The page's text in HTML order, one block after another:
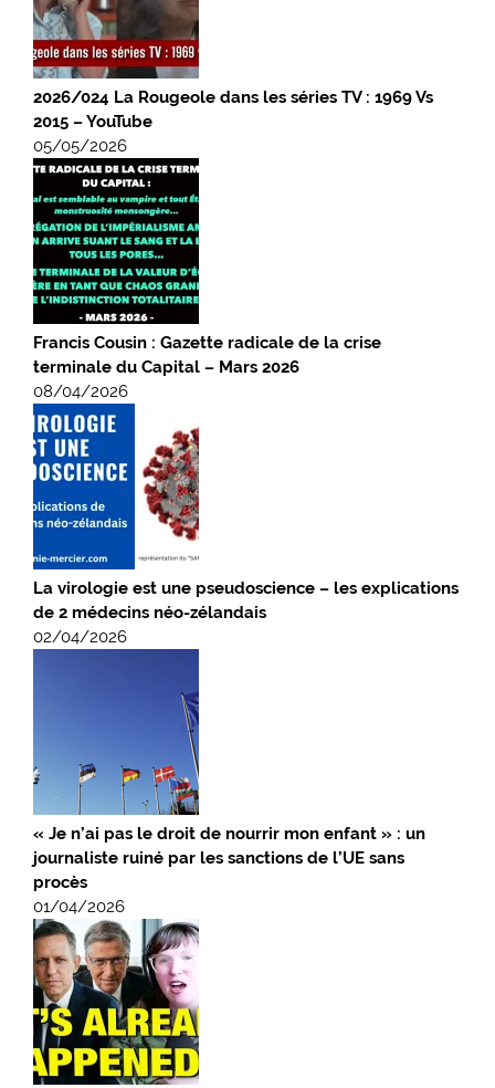
2026/024 La Rougeole dans les séries TV : 1969 Vs
2015 – YouTube
05/05/2026
Francis Cousin : Gazette radicale de la crise
terminale du Capital – Mars 2026
08/04/2026
La virologie est une pseudoscience – les explications
de 2 médecins néo-zélandais
02/04/2026
« Je n’ai pas le droit de nourrir mon enfant » : un
journaliste ruiné par les sanctions de l’UE sans
procès
01/04/2026